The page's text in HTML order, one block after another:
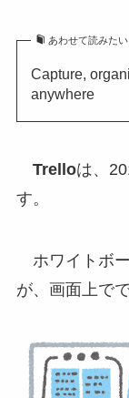
あわせて読みたい
Capture,
anywhere
Trelloは、
す。
ホワイトボ
が、画面上で